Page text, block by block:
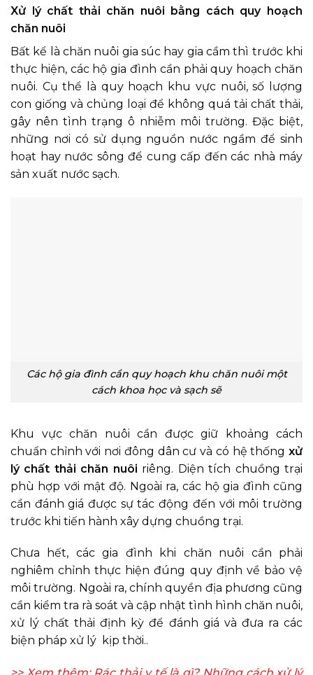
Xử lý chất thải chăn nuôi bằng cách quy hoạch
chăn nuôi
Bất kể là chăn nuôi gia súc hay gia cầm thì trước khi
thực hiện, các hộ gia đình cần phải quy hoạch chăn
nuôi. Cụ thể là quy hoạch khu vực nuôi, số lượng
con giống và chủng loại để không quá tải chất thải,
gây nên tình trạng ô nhiễm môi trường. Đặc biệt,
những nơi có sử dụng nguồn nước ngầm để sinh
hoạt hay nước sông để cung cấp đến các nhà máy
sản xuất nước sạch.
Các hộ gia đình cần quy hoạch khu chăn nuôi một
cách khoa học và sạch sẽ
Khu vực chăn nuôi cần được giữ khoảng cách
chuẩn chỉnh với nơi đông dân cư và có hệ thống xử
lý chất thải chăn nuôi riêng. Diện tích chuồng trại
phù hợp với mật độ. Ngoài ra, các hộ gia đình cũng
cần đánh giá được sự tác động đến với môi trường
trước khi tiến hành xây dựng chuồng trại.
Chưa hết, các gia đình khi chăn nuôi cần phải
nghiêm chỉnh thực hiện đúng quy định về bảo vệ
môi trường. Ngoài ra, chính quyền địa phương cũng
cần kiểm tra rà soát và cập nhật tình hình chăn nuôi,
xử lý chất thải định kỳ để đánh giá và đưa ra các
biện pháp xử lý kịp thời..